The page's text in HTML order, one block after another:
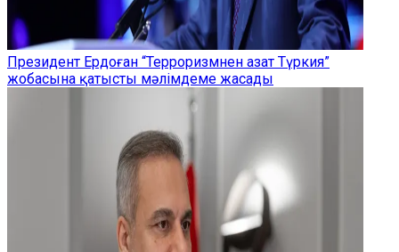
Президент Ердоған “Терроризмнен азат Түркия”
жобасына қатысты мәлімдеме жасады